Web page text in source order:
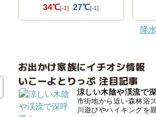
34℃[-1] 27℃[-1]
降
お出かけ家族にイチオシ情報
いこーよとりっぷ 注目記事
涼しい木陰や渓流で深
市街地から近い森林浴
川遊びやハイキングを